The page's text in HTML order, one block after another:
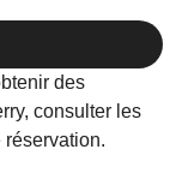
des
consulter les
réservation.